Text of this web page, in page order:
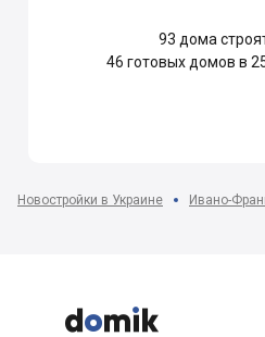
93 дома
46 готовых домов в
Новостройки в Украине Ивано-


